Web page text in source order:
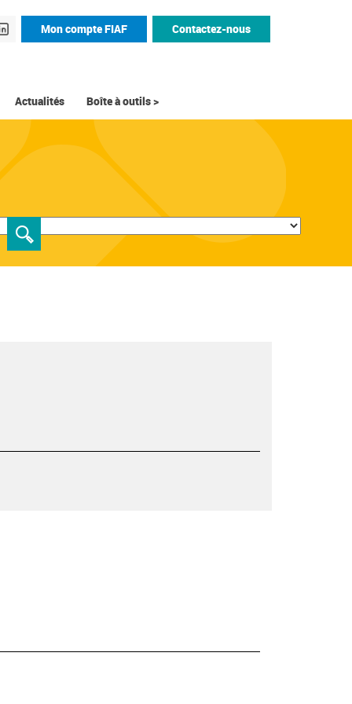
Mon compte FIAF Contactez-nous
Actualités Boîte à outils >